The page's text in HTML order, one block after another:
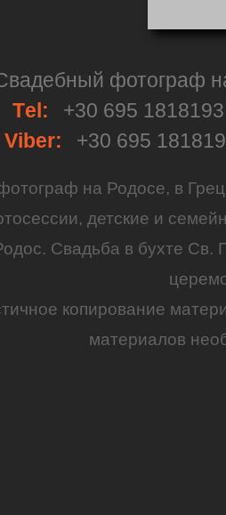
фотограф
Тel:
+30 695
Viber:
+30 695
на Родосе, в
, детские и
Свадьба в бухте Св.
копирование
материалов